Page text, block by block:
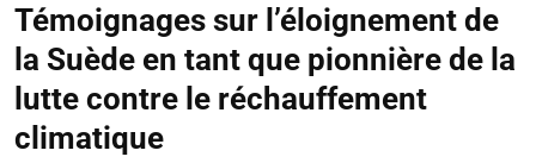
Témoignages sur l’éloignement de
la Suède en tant que pionnière de la
lutte contre le réchauffement
climatique